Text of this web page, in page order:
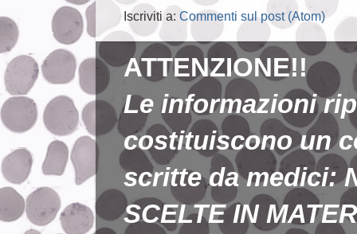
Iscriviti a: Commenti sul post (Atom)
ATTENZIONE!!
Le informazioni
costituiscono un
scritte da medici:
SCELTE IN